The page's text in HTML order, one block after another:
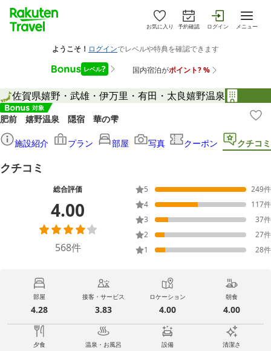
お気に入り 予約確認 ログイン メニュー
佐賀県嬉野・武雄・伊万里・有田・太良嬉野温泉
肥前 嬉野温泉 隠宿 華の雫
施設紹介 プラン 部屋 写真 クーポン クチコミ
クチコミ
総合評価
4.00
568件
5 249件
4
117件
3
37件
2
27件
1
28件
部屋
4.28
接客・サービス
3.83
ロケーション
4.00
朝食
4.00
夕食 温泉・お風呂 設備 清潔さ